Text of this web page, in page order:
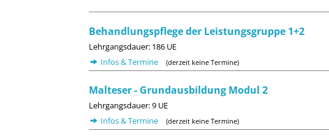
Behandlungspflege der Leistungsgruppe 1+2
Lehrgangsdauer: 186 UE
Infos & Termine
(derzeit keine Termine)
Malteser - Grundausbildung Modul 2
Lehrgangsdauer: 9 UE
Infos & Termine
(derzeit keine Termine)